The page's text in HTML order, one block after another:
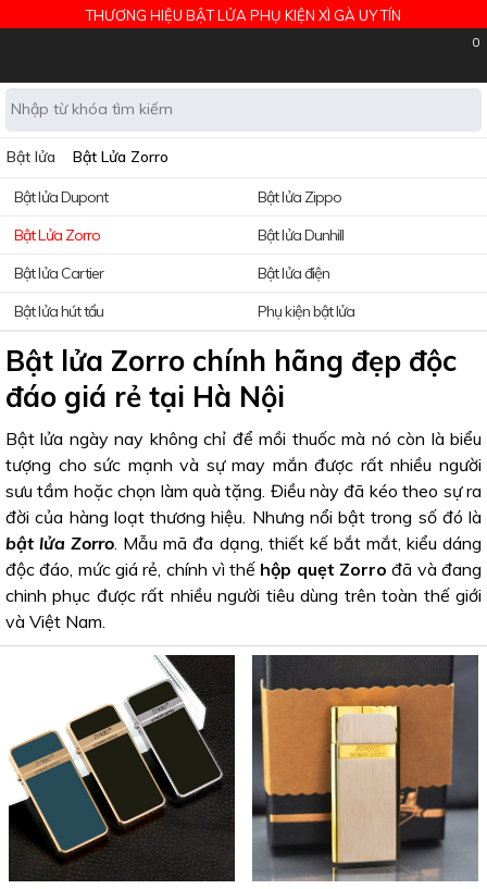
THƯƠNG HIỆU BẬT LỬA PHỤ KIỆN XÌ GÀ UY TÍN
0
Bật lửa Bật Lửa Zorro
Bật lửa Dupont
Bật lửa Zippo
Bật Lửa Zorro
Bật lửa Dunhill
Bật lửa Cartier
Bật lửa điện
Bật lửa hút tẩu
Phụ kiện bật lửa
Bật lửa Zorro chính hãng đẹp độc
đáo giá rẻ tại Hà Nội
Bật lửa ngày nay không chỉ để mồi thuốc mà nó còn là biểu
tượng cho sức mạnh và sự may mắn được rất nhiều người
sưu tầm hoặc chọn làm quà tặng. Điều này đã kéo theo sự ra
đời của hàng loạt thương hiệu. Nhưng nổi bật trong số đó là
bật lửa Zorro. Mẫu mã đa dạng, thiết kế bắt mắt, kiểu dáng
độc đáo, mức giá rẻ, chính vì thế hộp quẹt Zorro đã và đang
chinh phục được rất nhiều người tiêu dùng trên toàn thế giới
và Việt Nam.